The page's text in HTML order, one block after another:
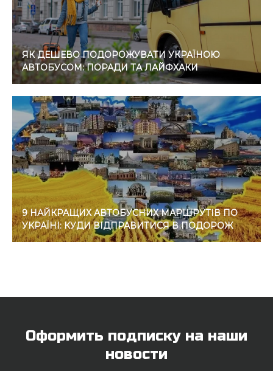
ЯК ДЕШЕВО ПОДОРОЖУВАТИ УКРАЇНОЮ
АВТОБУСОМ: ПОРАДИ ТА ЛАЙФХАКИ
9 НАЙКРАЩИХ АВТОБУСНИХ МАРШРУТІВ ПО
УКРАЇНІ: КУДИ ВІДПРАВИТИСЯ В ПОДОРОЖ
Оформить подписку на наши
новости